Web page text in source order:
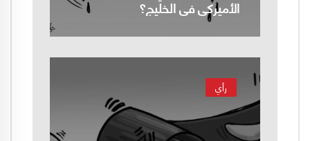
الأميركي في الخليج؟
رأي